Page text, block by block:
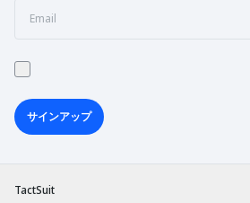
TactSuit
サインアップ